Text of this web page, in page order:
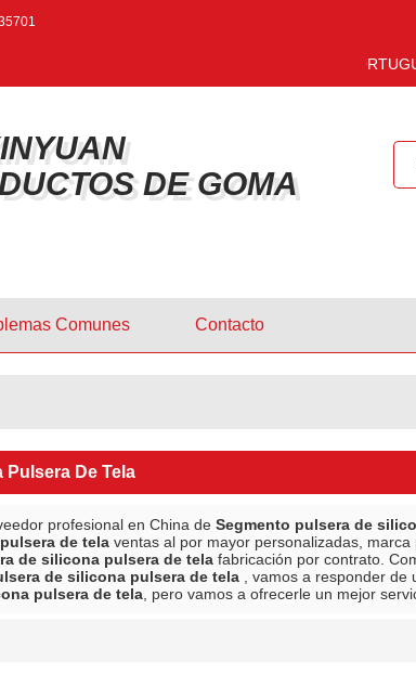
DE GOMA
Comunes Contacto
De Tela
profesional en China de Segmento pulsera de
de tela ventas al por mayor personalizadas, marca
de silicona pulsera de tela fabricación por contrato.
de silicona pulsera de tela , vamos a responder
pulsera de tela , pero vamos a ofrecerle un mejor